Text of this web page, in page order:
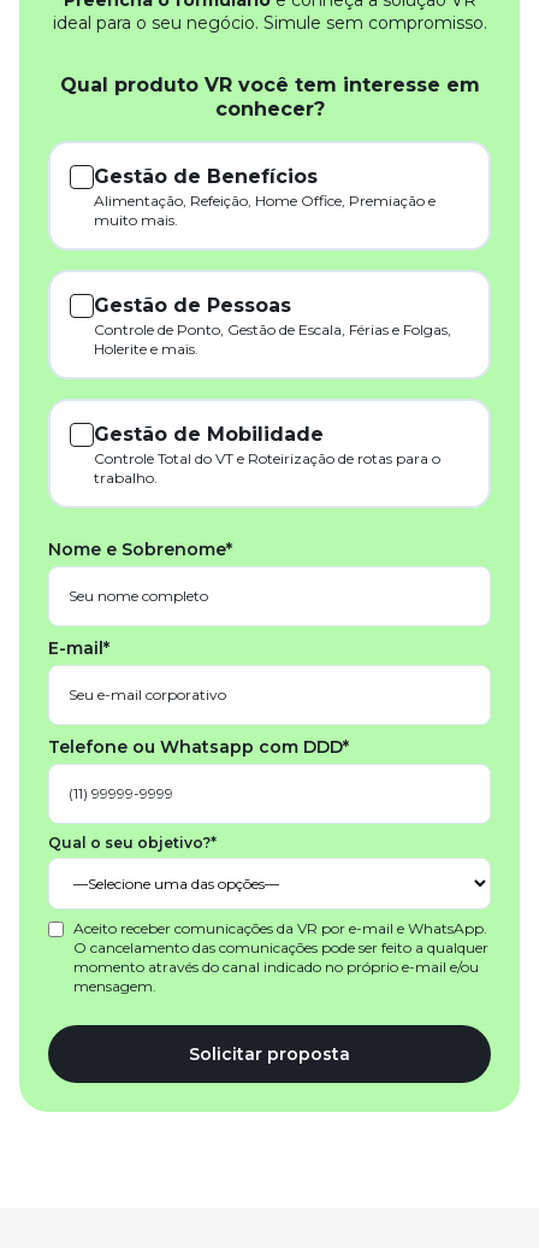
ideal para o seu negócio. Simule sem compromisso.
Qual produto VR você tem interesse em
conhecer?
Gestão de Benefícios
Alimentação, Refeição, Home Office, Premiação e
muito mais.
Gestão de Pessoas
Controle de Ponto, Gestão de Escala, Férias e Folgas,
Holerite e mais.
Gestão de Mobilidade
Controle Total do VT e Roteirização de rotas para o
trabalho.
Nome e Sobrenome*
E-mail*
Telefone ou Whatsapp com DDD*
Qual o seu objetivo?*
Aceito receber comunicações da VR por e-mail e WhatsApp.
O cancelamento das comunicações pode ser feito a qualquer
momento através do canal indicado no próprio e-mail e/ou
mensagem.
Solicitar proposta